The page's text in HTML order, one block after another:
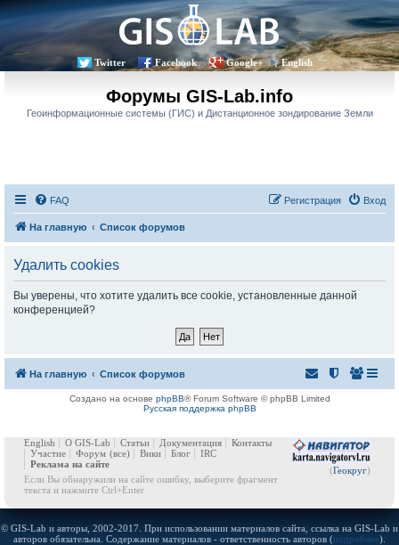
Twitter Facebook Google+ English
Форумы GIS-Lab.info
Геоинформационные системы (ГИС) и Дистанционное зондирование Земли
FAQ Вход
Регистрация
На главную Список форумов
Удалить cookies
Вы уверены, что хотите удалить все cookie, установленные данной
конференцией?
На главную Список форумов
Создано на основе phpBB® Forum Software © phpBB Limited
Русская поддержка phpBB
(Геокруг)
English О GIS-Lab Статьи Документация
Контакты
Участие
Форум (все) Вики Блог
IRC
Реклама на сайте
Если Вы обнаружили на сайте ошибку, выберите фрагмент
текста и нажмите Ctrl+Enter
© GIS-Lab и авторы, 2002-2017. При использовании материалов сайта, ссылка на GIS-Lab и
авторов обязательна. Содержание материалов - ответственность авторов (подробнее).